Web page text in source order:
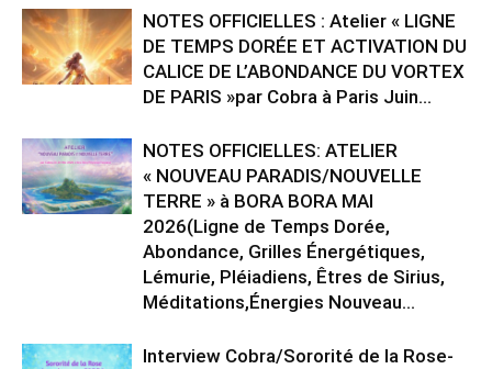
NOTES OFFICIELLES : Atelier « LIGNE
DE TEMPS DORÉE ET ACTIVATION DU
CALICE DE L’ABONDANCE DU VORTEX
DE PARIS »par Cobra à Paris Juin...
NOTES OFFICIELLES: ATELIER
« NOUVEAU PARADIS/NOUVELLE
TERRE » à BORA BORA MAI
2026(Ligne de Temps Dorée,
Abondance, Grilles Énergétiques,
Lémurie, Pléiadiens, Êtres de Sirius,
Méditations,Énergies Nouveau...
Interview Cobra/Sororité de la Rose-